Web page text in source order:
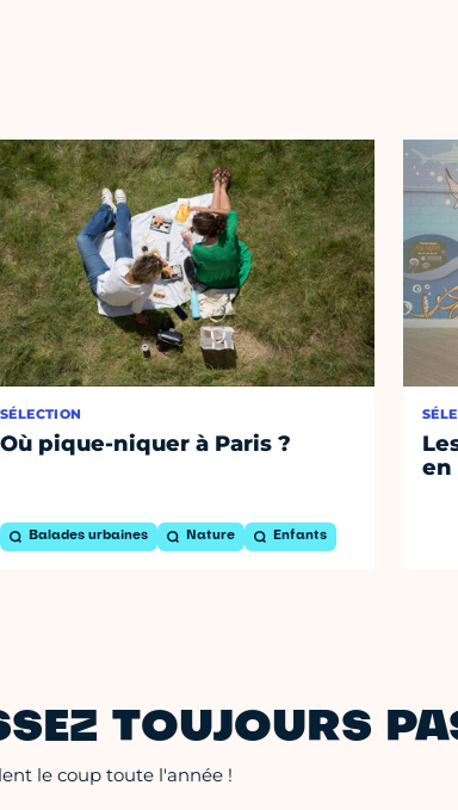
SÉLECTION
Où pique-niquer à Paris ?
Balades urbaines Nature Enfants
en
TOUJOURS
le coup toute l'année !